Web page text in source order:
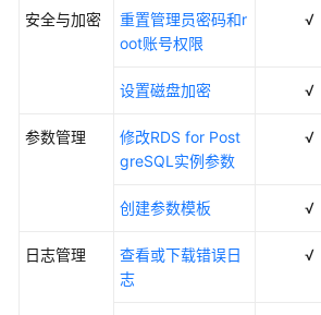
安全与加密
重置管理员密码和r
oot账号权限
√
设置磁盘加密 √
参数管理
修改RDS for Post
greSQL实例参数
√
创建参数模板 √
日志管理
查看或下载错误日
志
√